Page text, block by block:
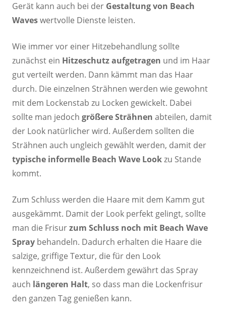
Gerät kann auch bei der Gestaltung von Beach
Waveswertvolle Dienste leisten.
Wie immer vor einer Hitzebehandlung sollte
zunächst ein Hitzeschutz aufgetragen und im Haar
gut verteilt werden. Dann kämmt man das Haar
durch. Die einzelnen Strähnen werden wie gewohnt
mit dem Lockenstab zu Locken gewickelt. Dabei
sollte man jedoch größere Strähnen abteilen, damit
der Look natürlicher wird. Außerdem sollten die
Strähnen auch ungleich gewählt werden, damit der
typische informelle Beach Wave Lookzu Stande
kommt.
Zum Schluss werden die Haare mit dem Kamm gut
ausgekämmt. Damit der Look perfekt gelingt, sollte
man die Frisurzum Schluss noch mit Beach Wave
Spray behandeln. Dadurch erhalten die Haare die
salzige, griffige Textur, die für den Look
kennzeichnend ist. Außerdem gewährt das Spray
auch längeren Halt, so dass man die Lockenfrisur
den ganzen Tag genießen kann.